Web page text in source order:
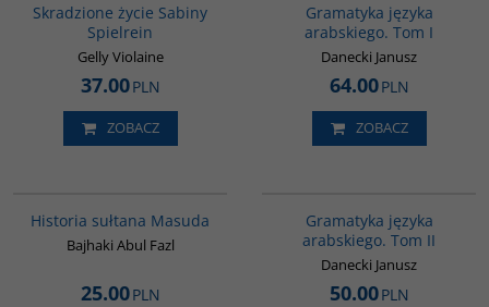
Skradzione życie Sabiny
Spielrein
Gelly Violaine
37.00PLN
ZOBACZ
Gramatyka języka
arabskiego. Tom I
Danecki Janusz
64.00PLN
ZOBACZ
Historia sułtana Masuda
Bajhaki Abul Fazl
25.00PLN
Gramatyka języka
arabskiego. Tom II
Danecki Janusz
50.00PLN